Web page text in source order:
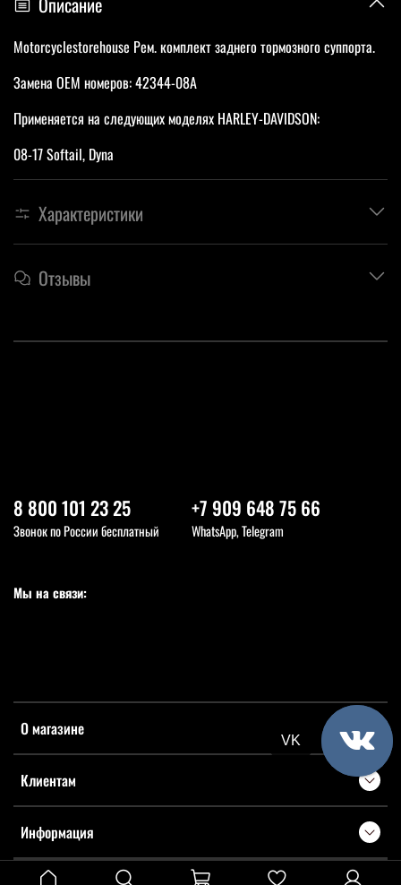
Motorcyclestorehouse Рем. комплект заднего тормозного суппорта.
Замена OEM номеров: 42344-08A
Применяется на следующих моделях HARLEY-DAVIDSON:
08-17 Softail, Dyna
Характеристики
Отзывы
О магазине
Клиентам
Информация
8 800 101 23 25
Звонок по России бесплатный
+7 909 648 75 66
WhatsApp, Telegram
Мы на связи:
VK